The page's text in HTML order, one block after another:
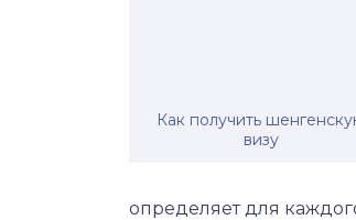
Как получить
визу
определяет для